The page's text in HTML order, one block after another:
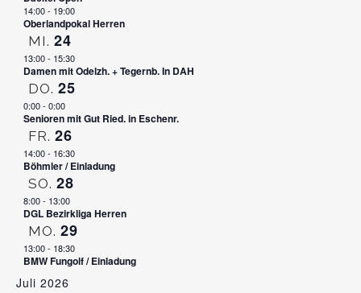
14:00- 19:00
Oberlandpokal Herren
MI. 24
13:00- 15:30
Damen mit Odelzh. + Tegernb. In DAH
DO. 25
0:00- 0:00
Senioren mit Gut Ried. in Eschenr.
FR. 26
14:00- 16:30
Böhmler / Einladung
SO. 28
8:00- 13:00
DGL Bezirkliga Herren
MO. 29
13:00- 18:30
BMW Fungolf / Einladung
Juli 2026